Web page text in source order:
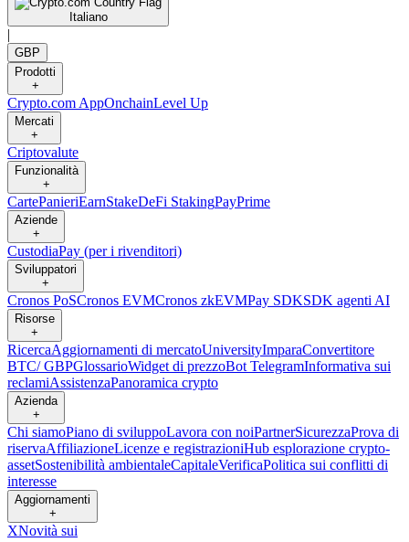
Italiano
|
GBP
Prodotti
+
Crypto.com AppOnchainLevel Up
Mercati
+
Criptovalute
Funzionalità
+
CartePanieriEarnStakeDeFi StakingPayPrime
Aziende
+
CustodiaPay (per i rivenditori)
Sviluppatori
+
Cronos PoSCronos EVMCronos zkEVMPay SDKSDK agenti AI
Risorse
+
RicercaAggiornamenti di mercatoUniversityImparaConvertitore
BTC/ GBPGlossarioWidget di prezzoBot TelegramInformativa sui
reclamiAssistenzaPanoramica crypto
Azienda
+
Chi siamoPiano di sviluppoLavora con noiPartnerSicurezzaProva di
riservaAffiliazioneLicenze e registrazioniHub esplorazione crypto-
assetSostenibilità ambientaleCapitaleVerificaPolitica sui conflitti di
interesse
Aggiornamenti
+
XNovità sui